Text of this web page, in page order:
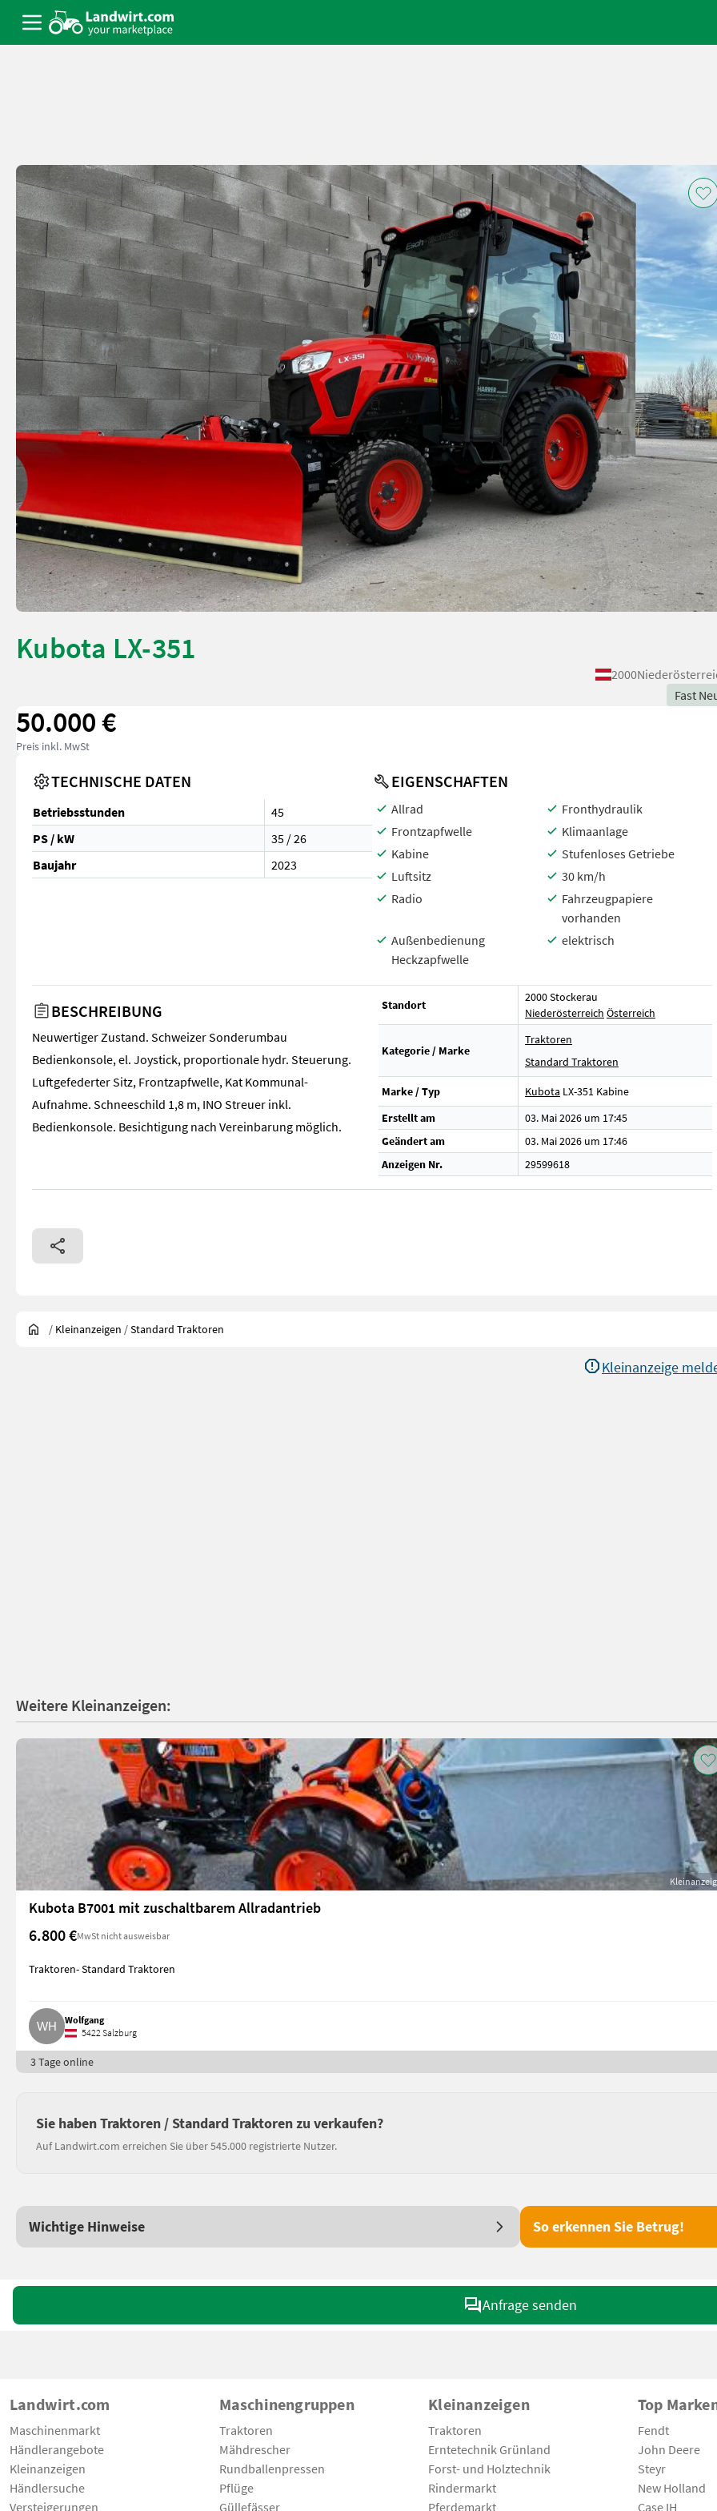
Kubota LX-351
Fast
2000
50.000 €
Preis inkl. MwSt
TECHNISCHE DATEN
Betriebsstunden
45
PS / kW
35 / 26
Baujahr
2023
EIGENSCHAFTEN
Allrad
Fronthydraulik
Frontzapfwelle
Klimaanlage
Kabine
Stufenloses Getriebe
Luftsitz
30 km/h
Radio
Fahrzeugpapiere
vorhanden
Außenbedienung
Heckzapfwelle
elektrisch
BESCHREIBUNG
Neuwertiger Zustand. Schweizer Sonderumbau
Bedienkonsole, el. Joystick, proportionale hydr. Steuerung.
Luftgefederter Sitz, Frontzapfwelle, Kat Kommunal-
Aufnahme. Schneeschild 1,8 m, INO Streuer inkl.
Bedienkonsole. Besichtigung nach Vereinbarung möglich.
Standort
2000 Stockerau
Niederösterreich Österreich
Kategorie / Marke
Traktoren
Standard Traktoren
Marke / Typ Kubota LX-351 Kabine
Erstellt am
03. Mai 2026 um 17:45
Geändert am
03. Mai 2026 um 17:46
Anzeigen Nr.
29599618
/ Kleinanzeigen /Standard Traktoren
Kleinanzeige
Weitere Kleinanzeigen:
Kubota B7001 mit zuschaltbarem Allradantrieb
6.800 €MwSt nicht ausweisbar
Traktoren- Standard Traktoren
Wolfgang
5422 Salzburg
3 Tage online
Sie haben Traktoren / Standard Traktoren zu verkaufen?
Auf Landwirt.com erreichen Sie über 545.000 registrierte Nutzer.
Wichtige Hinweise So erkennen Sie Betrug!
Anfrage senden
Landwirt.com
Maschinenmarkt
Händlerangebote
Kleinanzeigen
Händlersuche
Versteigerungen
Maschinengruppen
Traktoren
Mähdrescher
Rundballenpressen
Pflüge
Güllefässer
Kleinanzeigen
Traktoren
Erntetechnik Grünland
Forst- und Holztechnik
Rindermarkt
Pferdemarkt
Top
Fendt
John Deere
Steyr
New Holland
Case IH